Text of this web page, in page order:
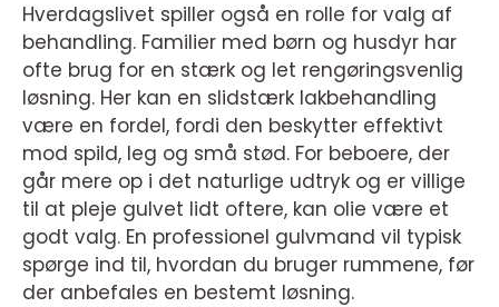
Hverdagslivet spiller også en rolle for valg af
behandling. Familier med børn og husdyr har
ofte brug for en stærk og let rengøringsvenlig
løsning. Her kan en slidstærk lakbehandling
være en fordel, fordi den beskytter effektivt
mod spild, leg og små stød. For beboere, der
går mere op i det naturlige udtryk og er villige
til at pleje gulvet lidt oftere, kan olie være et
godt valg. En professionel gulvmand vil typisk
spørge ind til, hvordan du bruger rummene, før
der anbefales en bestemt løsning.